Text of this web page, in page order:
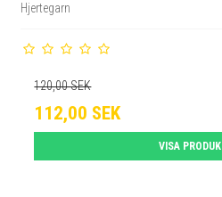
Hjertegarn
120,00 SEK
112,00 SEK
VISA